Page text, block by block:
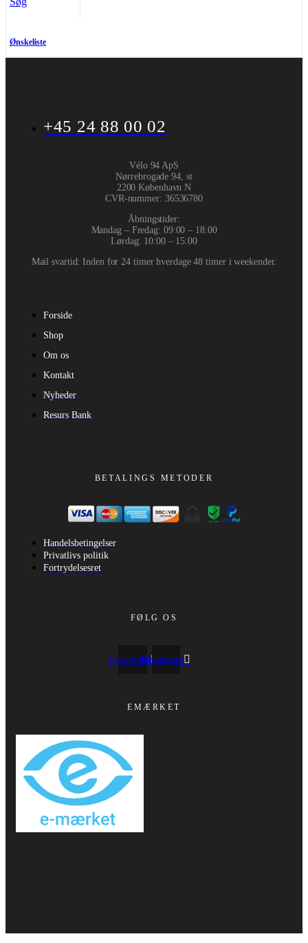
Ønskeliste
+45 24 88 00 02
Vélo 94 ApS
Nørrebrogade 94, st
2200 København N
CVR-nummer: 36536780
Åbningstider:
Mandag – Fredag: 09:00 – 18:00
Lørdag: 10:00 – 15:00
Mail svartid: Inden for 24 timer hverdage 48 timer i weekender.
Forside
Shop
Om os
Kontakt
Nyheder
Resurs Bank
BETALINGS METODER
Handelsbetingelser
Privatlivs politik
Fortrydelsesret
FØLG OS
FacebookInstagram
EMÆRKET